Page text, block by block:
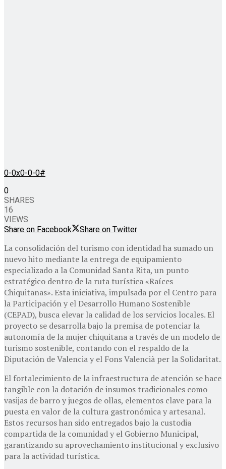
0-0x0-0-0#
0
SHARES
16
VIEWS
Share on Facebook
Share on Twitter
La consolidación del turismo con identidad ha sumado un
nuevo hito mediante la entrega de equipamiento
especializado a la Comunidad Santa Rita, un punto
estratégico dentro de la ruta turística «Raíces
Chiquitanas». Esta iniciativa, impulsada por el Centro para
la Participación y el Desarrollo Humano Sostenible
(CEPAD), busca elevar la calidad de los servicios locales. El
proyecto se desarrolla bajo la premisa de potenciar la
autonomía de la mujer chiquitana a través de un modelo de
turismo sostenible, contando con el respaldo de la
Diputación de Valencia y el Fons Valencià per la Solidaritat.
El fortalecimiento de la infraestructura de atención se hace
tangible con la dotación de insumos tradicionales como
vasijas de barro y juegos de ollas, elementos clave para la
puesta en valor de la cultura gastronómica y artesanal.
Estos recursos han sido entregados bajo la custodia
compartida de la comunidad y el Gobierno Municipal,
garantizando su aprovechamiento institucional y exclusivo
para la actividad turística.